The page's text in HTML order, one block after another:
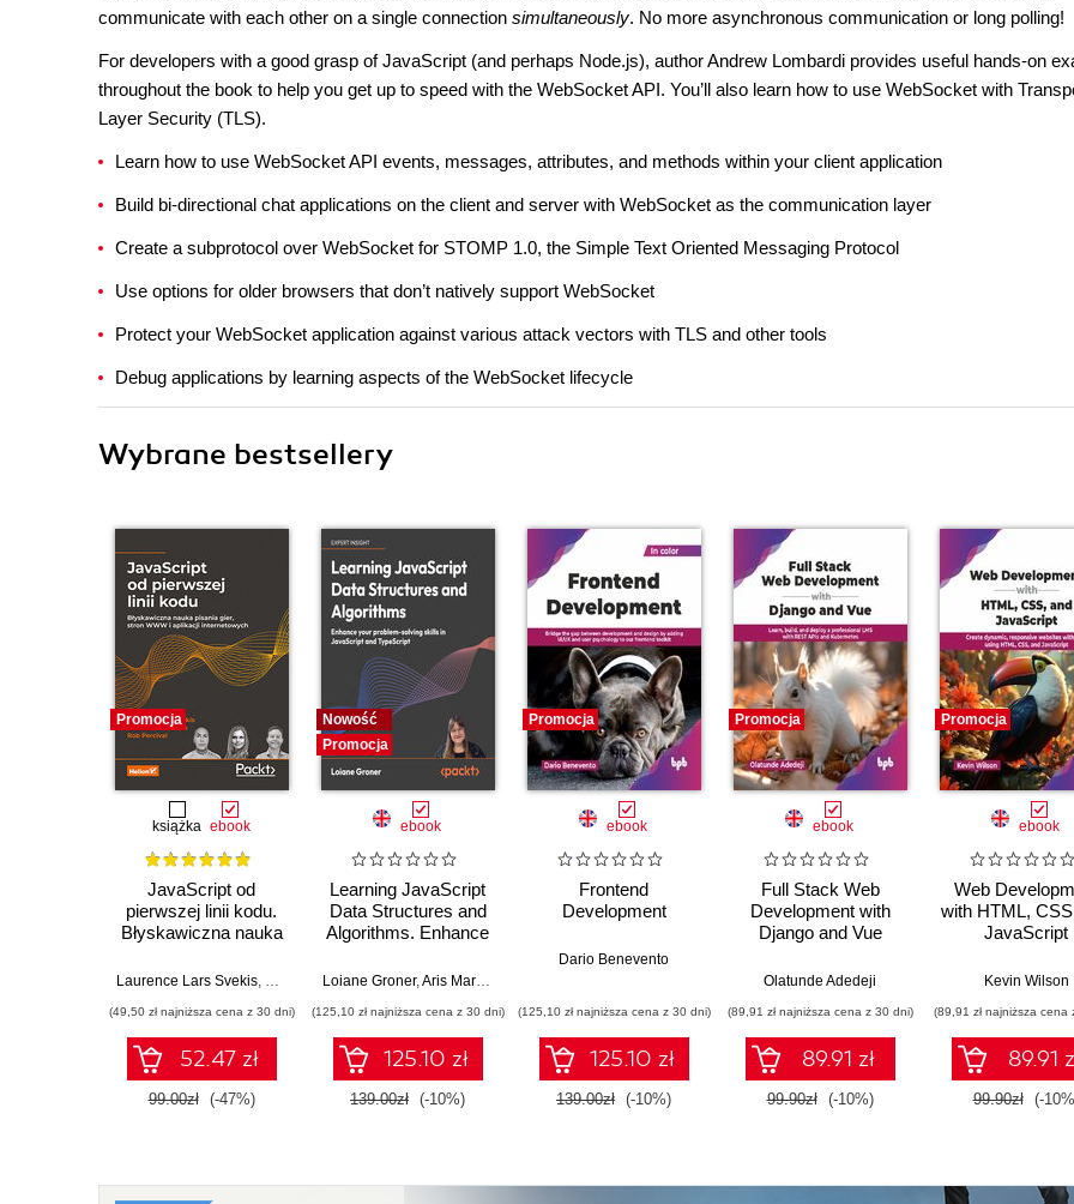
communicate with each other on a single connection simultaneously. No more asynchronous communication or long polling!
For developers with a good grasp of JavaScript (and perhaps Node.js), author Andrew Lombardi provides useful hands-on
throughout the book to help you get up to speed with the WebSocket API. You’ll also learn how to use WebSocket with
Layer Security (TLS).
Learn how to use WebSocket API events, messages, attributes, and methods within your client application
Build bi-directional chat applications on the client and server with WebSocket as the communication layer
Create a subprotocol over WebSocket for STOMP 1.0, the Simple Text Oriented Messaging Protocol
Use options for older browsers that don’t natively support WebSocket
Protect your WebSocket application against various attack vectors with TLS and other tools
Debug applications by learning aspects of the WebSocket lifecycle
Wybrane bestsellery
Promocja
książka ebook
JavaScript od
pierwszej linii kodu.
Błyskawiczna nauka
WWW i aplikacji
Laurence Lars Svekis, Maaike van Putten,Rob Percival
(49,50 zł najniższa cena z 30 dni)
52.47 zł
99.00zł (-47%)
Nowość
Promocja
ebook
Learning JavaScript
Data Structures and
Algorithms. Enhance
skills in JavaScript
Fourth Edition
Loiane Groner,Aris Markogiannakis
(125,10 zł najniższa cena z 30 dni)
125.10 zł
139.00zł (-10%)
Promocja
ebook
Frontend
Development
Dario Benevento
(125,10 zł najniższa cena z 30 dni)
125.10 zł
139.00zł (-10%)
Promocja
ebook
Full Stack Web
Development with
Django and Vue
Olatunde Adedeji
(89,91 zł najniższa cena z 30 dni)
89.91 zł
99.90zł (-10%)
Promocja
ebook
Web
with HTML,
JavaScript
Kevin Wilson
(89,91 zł najniższa cena
89.91
99.90zł (-